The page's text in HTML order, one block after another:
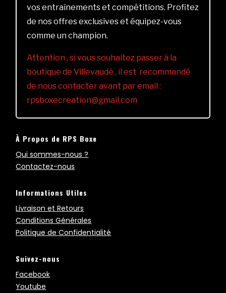
vos entraînements et compétitions. Profitez
de nos offres exclusives et équipez-vous
comme un champion.
Attention , si vous souhaitez passer à la
boutique de Villevaudé , il est recommandé
de nous contacter avant par email :
rpsboxecreation@gmail.com
À Propos de RPS Boxe
Qui sommes-nous ?
Contactez-nous
Informations Utiles
Livraison et Retours
Conditions Générales
Politique de Confidentialité
Suivez-nous
Facebook
Youtube